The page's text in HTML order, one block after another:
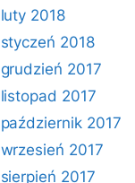
luty 2018
styczeń 2018
grudzień 2017
listopad 2017
październik 2017
wrzesień 2017
sierpień 2017